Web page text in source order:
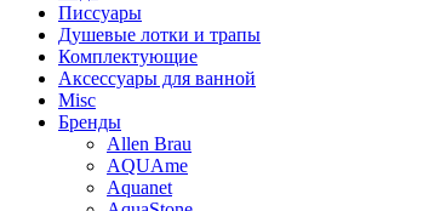
Писсуары
Душевые лотки и трапы
Комплектующие
Аксессуары для ванной
Misc
Бренды
Allen Brau
AQUAme
Aquanet